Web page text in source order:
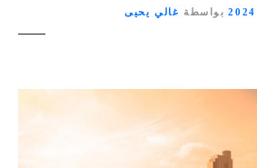
بواسطة غالي يحيى